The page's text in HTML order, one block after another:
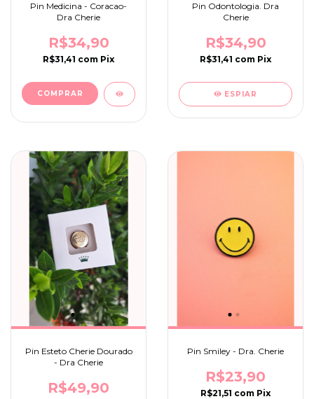
Pin Medicina - Coracao-
Dra Cherie
R$34,90
R$31,41 com Pix
Pin Odontologia. Dra
Cherie
R$34,90
R$31,41 com Pix
ESPIAR
Pin Esteto Cherie Dourado
- Dra Cherie
R$49,90
Pin Smiley - Dra. Cherie
R$23,90
R$21,51 com Pix